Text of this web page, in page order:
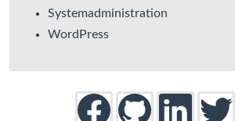
Systemadministration
WordPress